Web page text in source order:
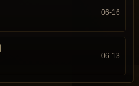
06-16
06-13